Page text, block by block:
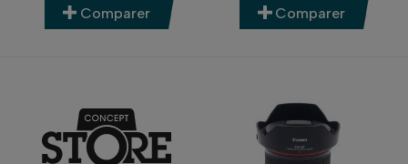
Comparer Comparer